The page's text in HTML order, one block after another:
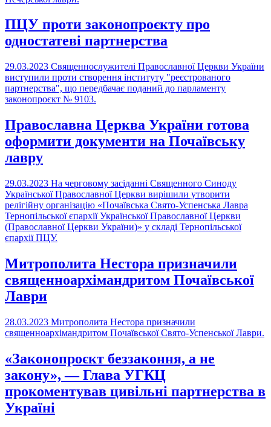
ПЦУ проти законопроєкту про
одностатеві партнерства
29.03.2023 Священнослужителі Православної Церкви України
виступили проти створення інституту "реєстрованого
партнерства", що передбачає поданий до парламенту
законопроєкт № 9103.
Православна Церква України готова
оформити документи на Почаївську
лавру
29.03.2023 На черговому засіданні Священного Синоду
Української Православної Церкви вирішили утворити
релігійну організацію «Почаївська Свято-Успенська Лавра
Тернопільської єпархії Української Православної Церкви
(Православної Церкви України)» у складі Тернопільської
єпархії ПЦУ.
Митрополита Нестора призначили
священноархімандритом Почаївської
Лаври
28.03.2023 Митрополита Нестора призначили
священноархімандритом Почаївської Свято-Успенської Лаври.
«Законопроєкт беззаконня, а не
закону», — Глава УГКЦ
прокоментував цивільні партнерства в
Україні